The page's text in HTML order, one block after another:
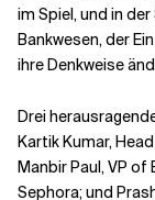
im Spiel, und in
Bankwesen, der
ihre Denkweise
Drei
Kartik Kumar,
Manbir Paul, VP of
Sephora; und